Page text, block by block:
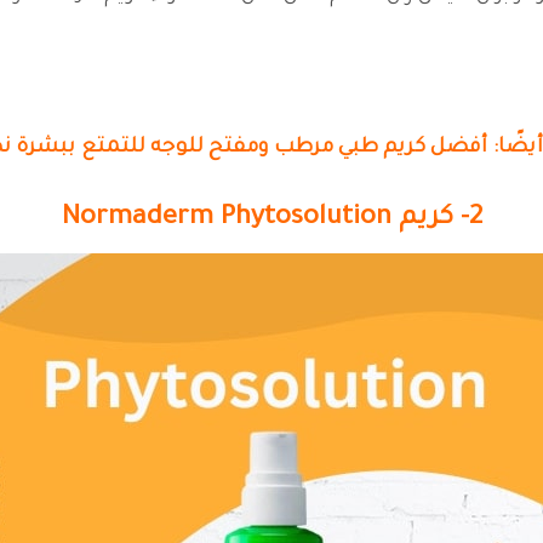
أيضًا: أفضل كريم طبي مرطب ومفتح للوجه للتمتع ببشرة
2- كريم Normaderm Phytosolution